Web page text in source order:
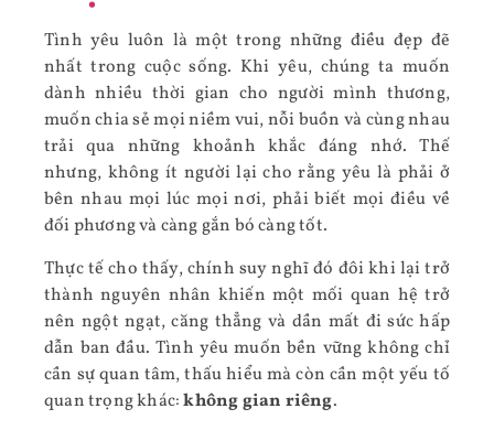
Tình yêu luôn là một trong những điều đẹp đẽ
nhất trong cuộc sống. Khi yêu, chúng ta muốn
dành nhiều thời gian cho người mình thương,
muốn chia sẻ mọi niềm vui, nỗi buồn và cùng nhau
trải qua những khoảnh khắc đáng nhớ. Thế
nhưng, không ít người lại cho rằng yêu là phải ở
bên nhau mọi lúc mọi nơi, phải biết mọi điều về
đối phương và càng gắn bó càng tốt.
Thực tế cho thấy, chính suy nghĩ đó đôi khi lại trở
thành nguyên nhân khiến một mối quan hệ trở
nên ngột ngạt, căng thẳng và dần mất đi sức hấp
dẫn ban đầu. Tình yêu muốn bền vững không chỉ
cần sự quan tâm, thấu hiểu mà còn cần một yếu tố
quan trọng khác:không gian riêng.